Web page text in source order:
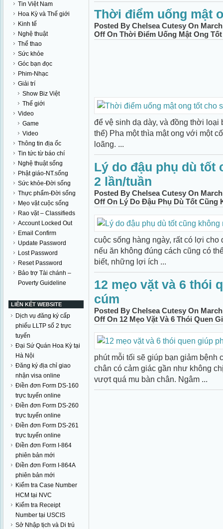
Tin Việt Nam
Hoa Kỳ và Thế giới
Kinh tế
Nghệ thuật
Thể thao
Sức khỏe
Góc bạn đọc
Phim-Nhạc
Giải trí
Show Biz Việt
Thế giới
Video
Game
Video
Thông tin địa ốc
Tin tức từ báo chí
Nghệ thuật sống
Phật giáo-NT.sống
Sức khỏe-Đời sống
Thực phẩm-Đời sống
Mẹo vặt cuộc sống
Rao vặt – Classifieds
Account Locked Out
Email Confirm
Update Password
Lost Password
Reset Password
Bảo trợ Tài chánh –
Poverty Guideline
LIÊN KẾT WEBSITE
Dịch vụ đăng ký cấp
phiếu LLTP số 2 trực
tuyến
Đại Sứ Quán Hoa Kỳ tại
Hà Nội
Đăng ký địa chỉ giao
nhận visa online
Điền đơn Form DS-160
trực tuyến online
Điền đơn Form DS-260
trực tuyến online
Điền đơn Form DS-261
trực tuyến online
Điền đơn Form I-864
phiên bản mới
Điền đơn Form I-864A
phiên bản mới
Kiểm tra Case Number
HCM tại NVC
Kiểm tra Receipt
Number tại USCIS
Sở Nhập tịch và Di trú
Thời điểm uống mật
Posted By Chelsea Cutesy On
Off On Thời Điểm Uống Mật Ong
để vệ sinh dạ dày, và đồng thời loại
thể) Pha một thìa mật ong với một
loãng. ...
Lý do đậu phụ dù tốt
2 lần/tuần
Posted By Chelsea Cutesy On
Off On Lý Do Đậu Phụ Dù Tốt Cũng
cuộc sống hàng ngày, rất có lợi
nếu ăn không đúng cách cũng có
biết, những lợi ích ...
12 mẹo vặt và 6 thói
cúm
Posted By Chelsea Cutesy On
Off On 12 Mẹo Vặt Và 6 Thói Quen
phút mỗi tối sẽ giúp bạn giảm
chân có cảm giác gần như không
vượt quá mu bàn chân. Ngâm ...